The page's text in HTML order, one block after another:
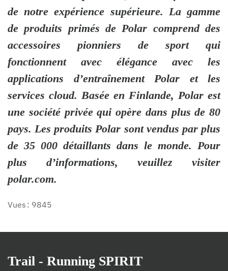
de notre expérience supérieure. La gamme
de produits primés de Polar comprend des
accessoires pionniers de sport qui
fonctionnent avec élégance avec les
applications d’entraînement Polar et les
services cloud. Basée en Finlande, Polar est
une société privée qui opère dans plus de 80
pays. Les produits Polar sont vendus par plus
de 35 000 détaillants dans le monde. Pour
plus d’informations, veuillez visiter
polar.com.
Vues : 9845
Trail - Running SPIRIT